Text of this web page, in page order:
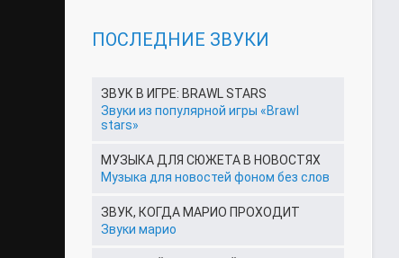
ПОСЛЕДНИЕ ЗВУКИ
ЗВУК В ИГРЕ: BRAWL STARS
Звуки из популярной игры «Brawl
stars»
МУЗЫКА ДЛЯ СЮЖЕТА В НОВОСТЯХ
Музыка для новостей фоном без слов
ЗВУК, КОГДА МАРИО ПРОХОДИТ
Звуки марио